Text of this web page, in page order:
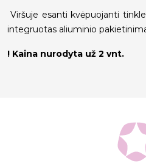
Viršuje esanti kvėpuojanti
integruotas aliuminio
! Kaina nurodyta už 2 vnt.